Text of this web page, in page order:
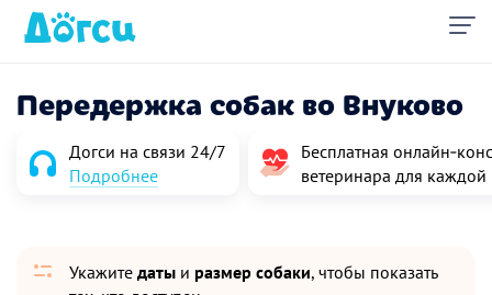
Передержка собак во Внуково
Догси на связи 24/7
Подробнее
Бесплатная
ветеринара для
Укажите даты и размер собаки, чтобы показать